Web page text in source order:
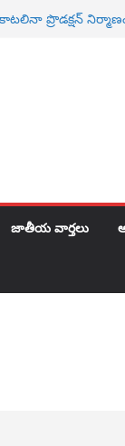
కాటలినా ప్రొడక్షన్
పవన్ కళ్యాణ్‌పై అనుచిత
ఉప ముఖ్యమంత్రి పవన్
జాతీయ వార్తలు